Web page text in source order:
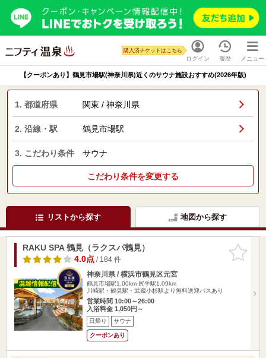
ログイン
購入済チケットはこちら
履歴 メニュー
【クーポンあり】鶴見市場駅(神奈川県)近くのサウナ施設おすすめ(2026年版)
1. 都道府県 関東 / 神奈川県
2. 沿線・駅 鶴見市場駅
3. こだわり条件 サウナ
こだわり条件を変更する
リストから探す 地図から探す
お気に入
りに追加
RAKU SPA 鶴見（ラクスパ鶴見）
4.0点/ 184 件
神奈川県 / 横浜市鶴見区元宮
鶴見市場駅1.00km 尻手駅1.09km
川崎駅・鶴見駅・武蔵小杉駅より無料送迎バスあり
営業時間 10:00～26:00
入浴料金 1,050円～
日帰り サウナ
クーポンあり